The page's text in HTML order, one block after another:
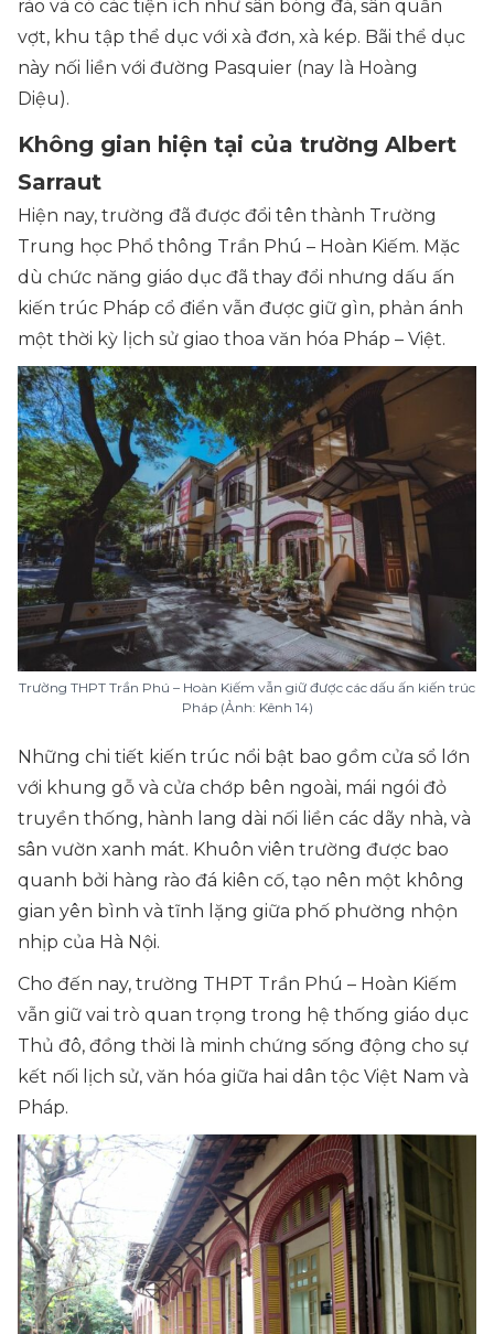
rào và có các tiện ích như sân bóng đá, sân quần
vợt, khu tập thể dục với xà đơn, xà kép. Bãi thể dục
này nối liền với đường Pasquier (nay là Hoàng
Diệu).
Không gian hiện tại của trường Albert
Sarraut
Hiện nay, trường đã được đổi tên thành Trường
Trung học Phổ thông Trần Phú – Hoàn Kiếm. Mặc
dù chức năng giáo dục đã thay đổi nhưng dấu ấn
kiến trúc Pháp cổ điển vẫn được giữ gìn, phản ánh
một thời kỳ lịch sử giao thoa văn hóa Pháp – Việt.
Trường THPT Trần Phú – Hoàn Kiếm vẫn giữ được các dấu ấn kiến trúc
Pháp (Ảnh: Kênh 14)
Những chi tiết kiến trúc nổi bật bao gồm cửa sổ lớn
với khung gỗ và cửa chớp bên ngoài, mái ngói đỏ
truyền thống, hành lang dài nối liền các dãy nhà, và
sân vườn xanh mát. Khuôn viên trường được bao
quanh bởi hàng rào đá kiên cố, tạo nên một không
gian yên bình và tĩnh lặng giữa phố phường nhộn
nhịp của Hà Nội.
Cho đến nay, trường THPT Trần Phú – Hoàn Kiếm
vẫn giữ vai trò quan trọng trong hệ thống giáo dục
Thủ đô, đồng thời là minh chứng sống động cho sự
kết nối lịch sử, văn hóa giữa hai dân tộc Việt Nam và
Pháp.